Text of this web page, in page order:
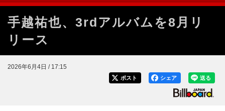
手越祐也、3rdアルバムを8月リ
リース
2026年6月4日 / 17:15
送る
シェア
ポスト